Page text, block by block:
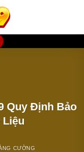
Quy Định Bảo
Liệu
CƯỜNG